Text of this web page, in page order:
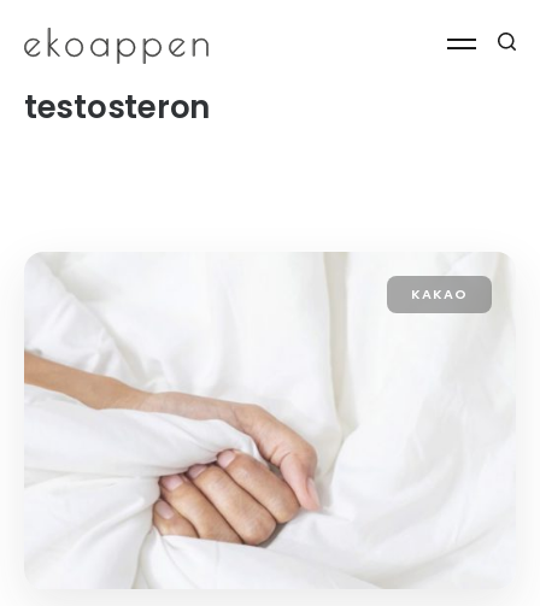
testosteron
KAKAO